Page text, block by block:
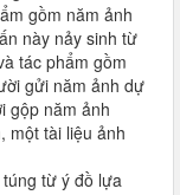
gồm năm ảnh
này nảy sinh từ
tác phẩm gồm
gửi năm ảnh dự
gộp năm ảnh
một tài liệu ảnh
từ ý đồ lựa